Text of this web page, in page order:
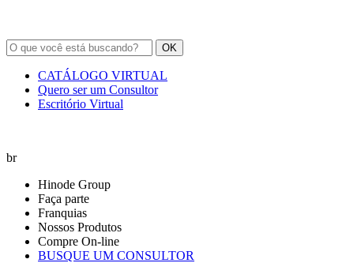
OK
CATÁLOGO VIRTUAL
Quero ser um Consultor
Escritório Virtual
br
Hinode Group
Faça parte
Franquias
Nossos Produtos
Compre On-line
BUSQUE UM CONSULTOR